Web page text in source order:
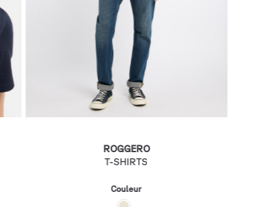
ROGGERO
T-SHIRTS
Couleur